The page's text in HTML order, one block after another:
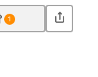
1